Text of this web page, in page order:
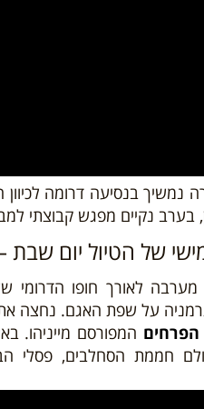
נמשיך בנסיעה דרומה
בערב נקיים מפגש קבוצתי
של הטיול יום שבת – 10/08/
לאורך חופו הדרומי
על שפת האגם. נחצה
הפרחים המפורסם מייניהו.
חממת הסחלבים, פסלי